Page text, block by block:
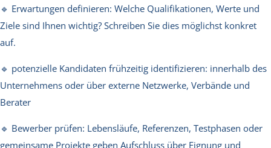
🔹 Erwartungen definieren: Welche Qualifikationen, Werte und
Ziele sind Ihnen wichtig? Schreiben Sie dies möglichst konkret
auf.
🔹 potenzielle Kandidaten frühzeitig identifizieren: innerhalb des
Unternehmens oder über externe Netzwerke, Verbände und
Berater
🔹 Bewerber prüfen: Lebensläufe, Referenzen, Testphasen oder
gemeinsame Projekte geben Aufschluss über Eignung und